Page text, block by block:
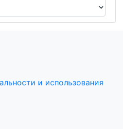
и использования